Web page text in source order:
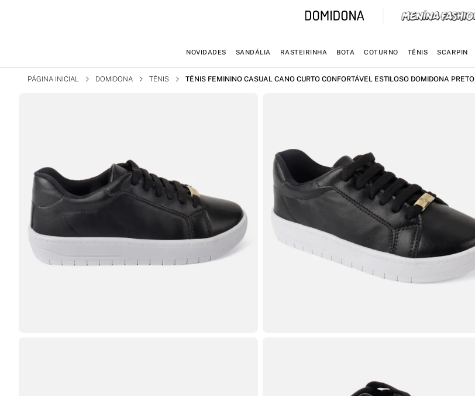
NOVIDADES SANDÁLIA RASTEIRINHA BOTA COTURNO TÊNIS SCARPIN
PÁGINA INICIAL DOMIDONA TÊNIS TÊNIS FEMININO CASUAL CANO CURTO CONFORTÁVEL ESTILOSO DOMIDONA PRETO